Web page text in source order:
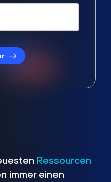
Ressourcen
immer einen